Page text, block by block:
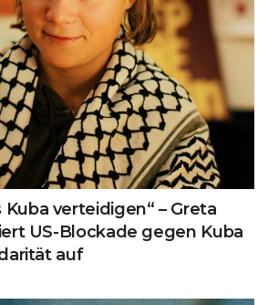
verteidigen“ – Greta
US-Blockade gegen Kuba
auf